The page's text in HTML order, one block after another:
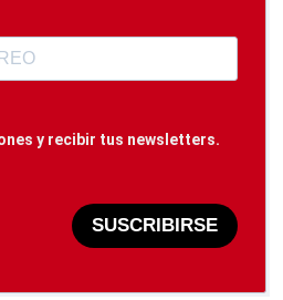
y recibir tus newsletters.
SUSCRIBIRSE